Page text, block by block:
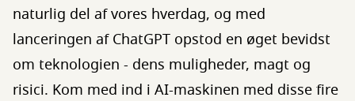
naturlig del af vores hverdag, og med
lanceringen af ChatGPT opstod en øget bevidst
om teknologien - dens muligheder, magt og
risici. Kom med ind i AI-maskinen med disse fire